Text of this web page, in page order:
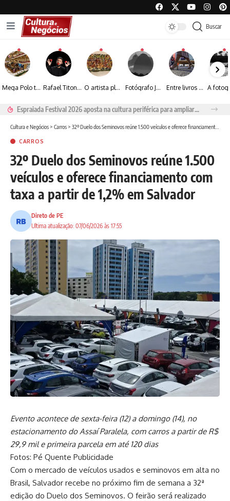
Buscar
Mega Polo transforma lançamento de coleção em plataforma nacional de negócios e projeta crescimento de mais de 15% Rafael Titonelly leva magia e acolhimento a crianças em tratamento oncológico em Juiz de Fora O artista plástico Jorge Luiz transforma sustentabilidade e criatividade em arte contemporânea Fotógrafo José Roberto apresenta um olhar sensível sobre arquitetura, formas e luz na fotografia Entre livros e fotografia autoral, Sebastião Reis consolida uma trajetória marcada pelo olhar artístico
Espraiada Festival 2026 aposta na cultura periférica para ampliar oportunidades na zona sul
Cultura e Negócios> Carros> 32º Duelo dos Seminovos reúne 1.500 veículos e oferece financiamento com taxa a partir de 1,2% em Salvador
CARROS
32º Duelo dos Seminovos reúne 1.500
veículos e oferece financiamento com
taxa a partir de 1,2% em Salvador
Ultima atualização: 07/06/2026 às 17:55
Direto de PE
Evento acontece de sexta-feira (12) a domingo (14), no
estacionamento do Assaí Paralela, com carros a partir de R$
29,9 mil e primeira parcela em até 120 dias
Fotos: Pé Quente Publicidade
Com o mercado de veículos usados e seminovos em alta no
Brasil, Salvador recebe no próximo fim de semana a 32ª
edição do Duelo dos Seminovos. O feirão será realizado